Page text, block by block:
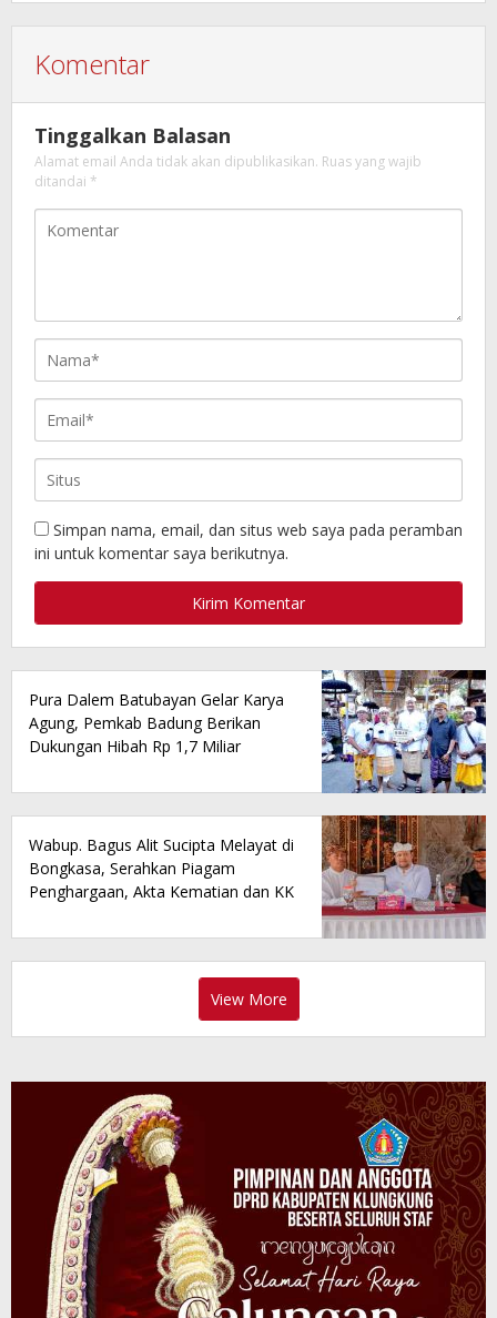
Komentar
Tinggalkan Balasan
Alamat email Anda tidak akan dipublikasikan. Ruas yang wajib
ditandai *
Simpan nama, email, dan situs web saya pada peramban
ini untuk komentar saya berikutnya.
Pura Dalem Batubayan Gelar Karya
Agung, Pemkab Badung Berikan
Dukungan Hibah Rp 1,7 Miliar
Wabup. Bagus Alit Sucipta Melayat di
Bongkasa, Serahkan Piagam
Penghargaan, Akta Kematian dan KK
View More